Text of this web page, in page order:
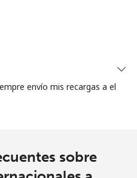
envío mis recargas a el
sobre